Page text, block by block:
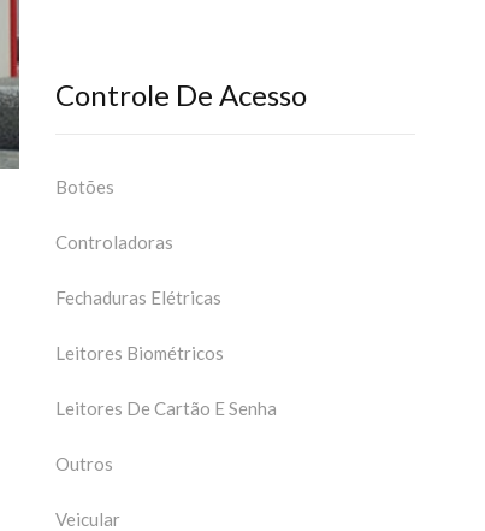
Controle De Acesso
Botões
Controladoras
Fechaduras Elétricas
Leitores Biométricos
Leitores De Cartão E Senha
Outros
Veicular